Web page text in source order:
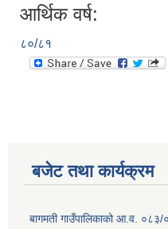
आर्थिक वर्ष:
८०/८१
बजेट तथा कार्यक्रम
बागमती गाउँपालिकाको आ.व.